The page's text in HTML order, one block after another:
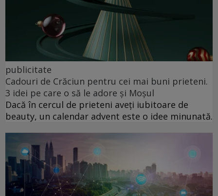
publicitate
Cadouri de Crăciun pentru cei mai buni prieteni.
3 idei pe care o să le adore și Moșul
Dacă în cercul de prieteni aveți iubitoare de
beauty, un calendar advent este o idee minunată.